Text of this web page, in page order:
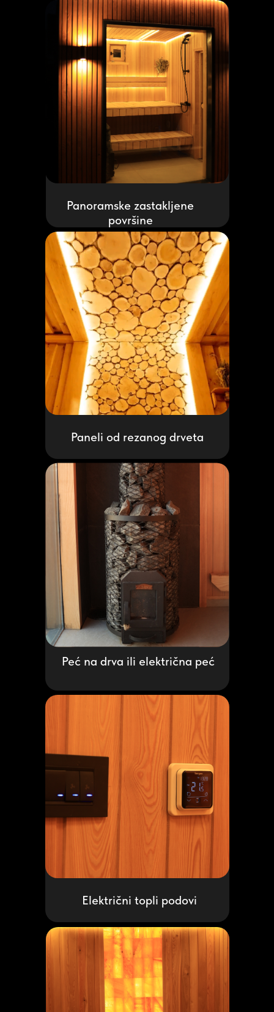
Panoramske zastakljene
površine
Peć na drva ili električna peć
Električni topli podovi
Paneli od rezanog drveta